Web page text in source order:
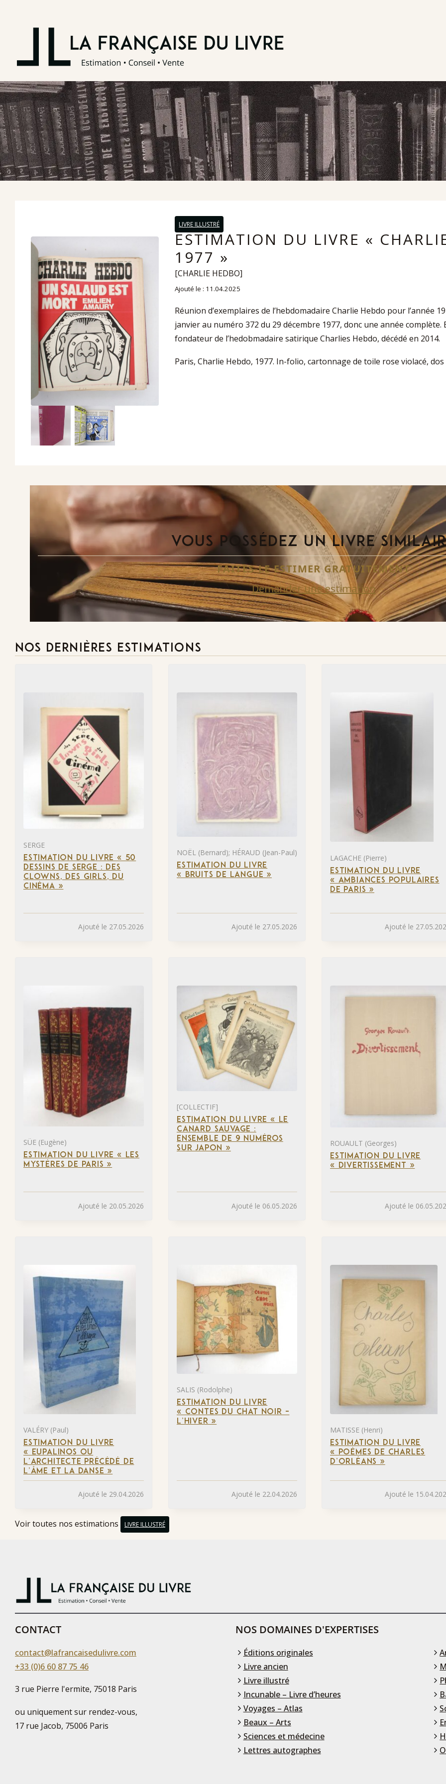
LIVRE ILLUSTRÉ
ESTIMATION DU LIVRE «
1977 »
[CHARLIE HEDBO]
Ajouté le : 11.04.2025
Réunion d’exemplaires de l’hebdomadaire Charlie Hebdo pour l’année
janvier au numéro 372 du 29 décembre 1977, donc une année
fondateur de l’hedobmadaire satirique Charlies Hebdo, décédé en 2014.
Paris, Charlie Hebdo, 1977. In-folio, cartonnage de toile rose violacé,
VOUS POSSÉDEZ UN LIVRE
FAITES-LE ESTIMER GRATUITEMENT
Demander une estimation
NOS DERNIÈRES ESTIMATIONS
SERGE
ESTIMATION DU LIVRE « 50
DESSINS DE SERGE : DES
CLOWNS, DES GIRLS, DU
CINÉMA »
Ajouté le 27.05.2026
NOËL (Bernard); HÉRAUD (Jean-Paul)
ESTIMATION DU LIVRE
« BRUITS DE LANGUE »
Ajouté le 27.05.2026
LAGACHE (Pierre)
ESTIMATION DU LIVRE
« AMBIANCES POPULAIRES
DE PARIS »
Ajouté le
SÜE (Eugène)
ESTIMATION DU LIVRE « LES
MYSTÈRES DE PARIS »
Ajouté le 20.05.2026
[COLLECTIF]
ESTIMATION DU LIVRE « LE
CANARD SAUVAGE :
ENSEMBLE DE 9 NUMÉROS
SUR JAPON »
Ajouté le 06.05.2026
ROUAULT (Georges)
ESTIMATION DU LIVRE
« DIVERTISSEMENT »
Ajouté le
VALÉRY (Paul)
ESTIMATION DU LIVRE
« EUPALINOS OU
L’ARCHITECTE PRÉCÉDÉ DE
L’ÂME ET LA DANSE »
Ajouté le 29.04.2026
SALIS (Rodolphe)
ESTIMATION DU LIVRE
« CONTES DU CHAT NOIR –
L’HIVER »
Ajouté le 22.04.2026
MATISSE (Henri)
ESTIMATION DU LIVRE
« POÈMES DE CHARLES
D’ORLÉANS »
Ajouté le
Voir toutes nos estimations LIVRE ILLUSTRÉ
CONTACT
contact@lafrancaisedulivre.com
+33 (0)6 60 87 75 46
3 rue Pierre l'ermite, 75018 Paris
ou uniquement sur rendez-vous,
17 rue Jacob, 75006 Paris
NOS DOMAINES D'EXPERTISES
Éditions originales
Livre ancien
Livre illustré
Incunable – Livre d’heures
Voyages – Atlas
Beaux – Arts
Sciences et médecine
Lettres autographes